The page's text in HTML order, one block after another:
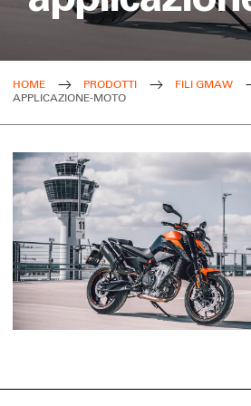
HOME PRODOTTI FILI GMAW
APPLICAZIONE-MOTO